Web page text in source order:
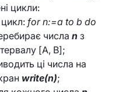
цикли:
цикл:for n:=a to b do
числа n з
[A, B];
ці числа на
write(n);